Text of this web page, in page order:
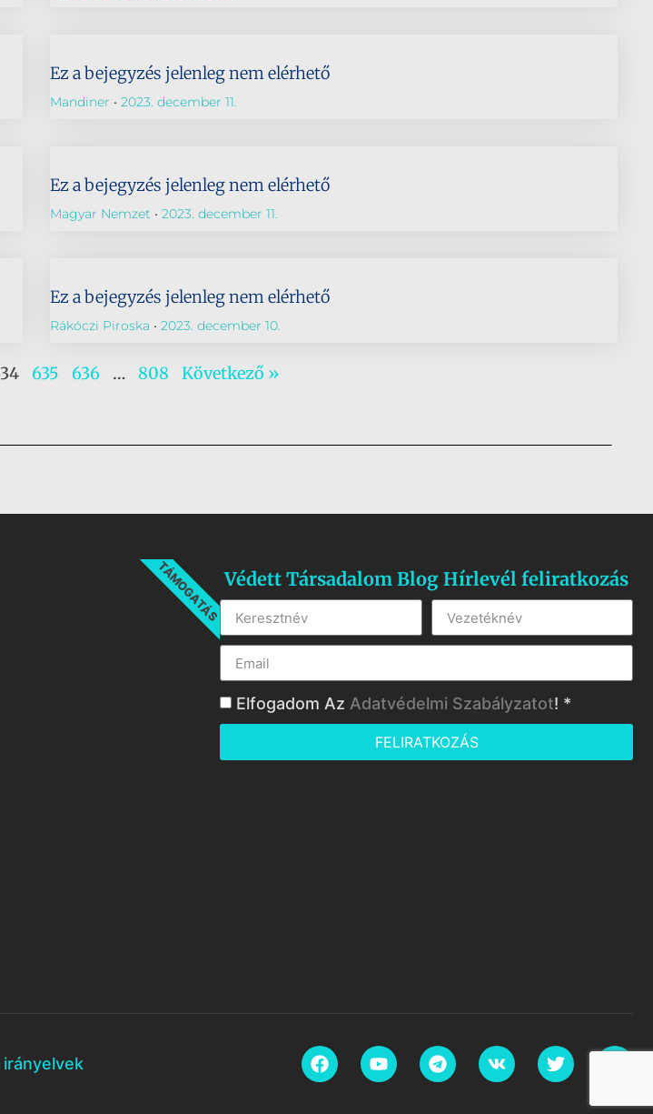
Ez a bejegyzés jelenleg nem elérhető
Mandiner 2023. december 11.
Ez a bejegyzés jelenleg nem elérhető
Magyar Nemzet 2023. december 11.
Ez a bejegyzés jelenleg nem elérhető
Rákóczi Piroska 2023. december 10.
635 636 … 808 Következő »
TÁMOGATÁSVédett Társadalom Blog Hírlevél feliratkozás
Elfogadom Az Adatvédelmi Szabályzatot! *
FELIRATKOZÁS